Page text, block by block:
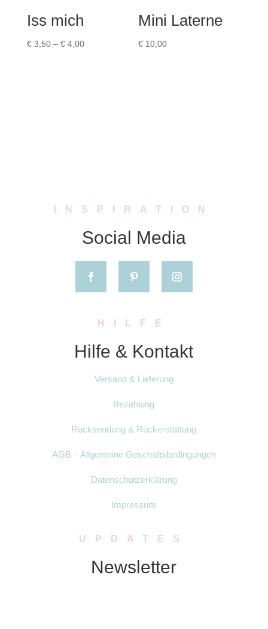
Iss mich
€3,50 – €4,00Preisspanne:
Mini Laterne
€ 10,00
INSPIRATION
Social Media
HILFE
Hilfe & Kontakt
Versand & Lieferung
Bezahlung
Rücksendung & Rückerstattung
AGB – Allgemeine Geschäftsbedingungen
Datenschutzerklärung
Impressum
UPDATES
Newsletter